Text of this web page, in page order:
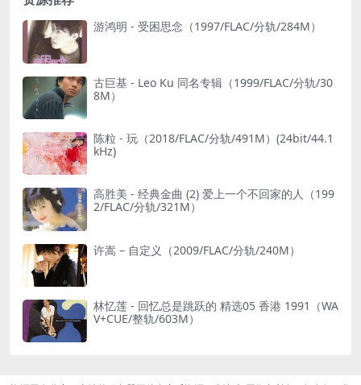
游鸿明 - 受困思念（1997/FLAC/分轨/284M）
古巨基 - Leo Ku 同名专辑（1999/FLAC/分轨/30
8M）
陈粒 - 玩（2018/FLAC/分轨/491M）(24bit/44.1
kHz)
高胜美 - 经典金曲 (2) 爱上一个不回家的人（199
2/FLAC/分轨/321M）
许嵩 – 自定义（2009/FLAC/分轨/240M）
林忆莲 - 回忆总是跳跃的 精选05 香港 1991（WA
V+CUE/整轨/603M）